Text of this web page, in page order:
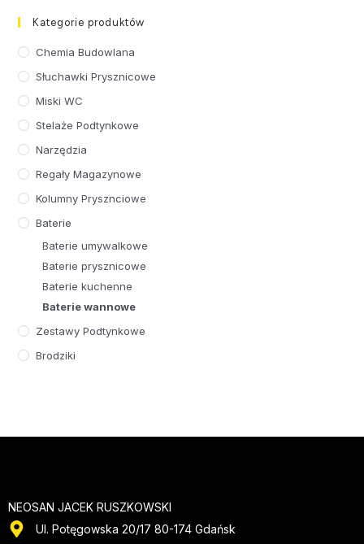
Kategorie produktów
Chemia Budowlana
Słuchawki Prysznicowe
Miski WC
Stelaże Podtynkowe
Narzędzia
Regały Magazynowe
Kolumny Prysznciowe
Baterie
Baterie umywalkowe
Baterie prysznicowe
Baterie kuchenne
Baterie wannowe
Zestawy Podtynkowe
Brodziki
NEOSAN JACEK RUSZKOWSKI
Ul. Potęgowska 20/17 80-174 Gdańsk